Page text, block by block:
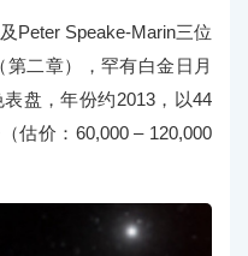
Peter Speake-Marin三位
二章），罕有白金日月
盘，年份约2013，以44
估价：60,000 – 120,000